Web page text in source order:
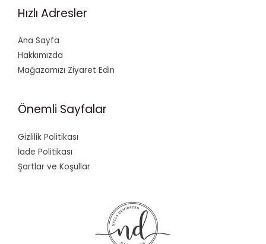
Hızlı Adresler
Ana Sayfa
Hakkımızda
Mağazamızı Ziyaret Edin
Önemli Sayfalar
Gizlilik Politikası
İade Politikası
Şartlar ve Koşullar